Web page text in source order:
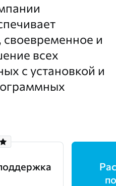
своевременное и
всех
с установкой и